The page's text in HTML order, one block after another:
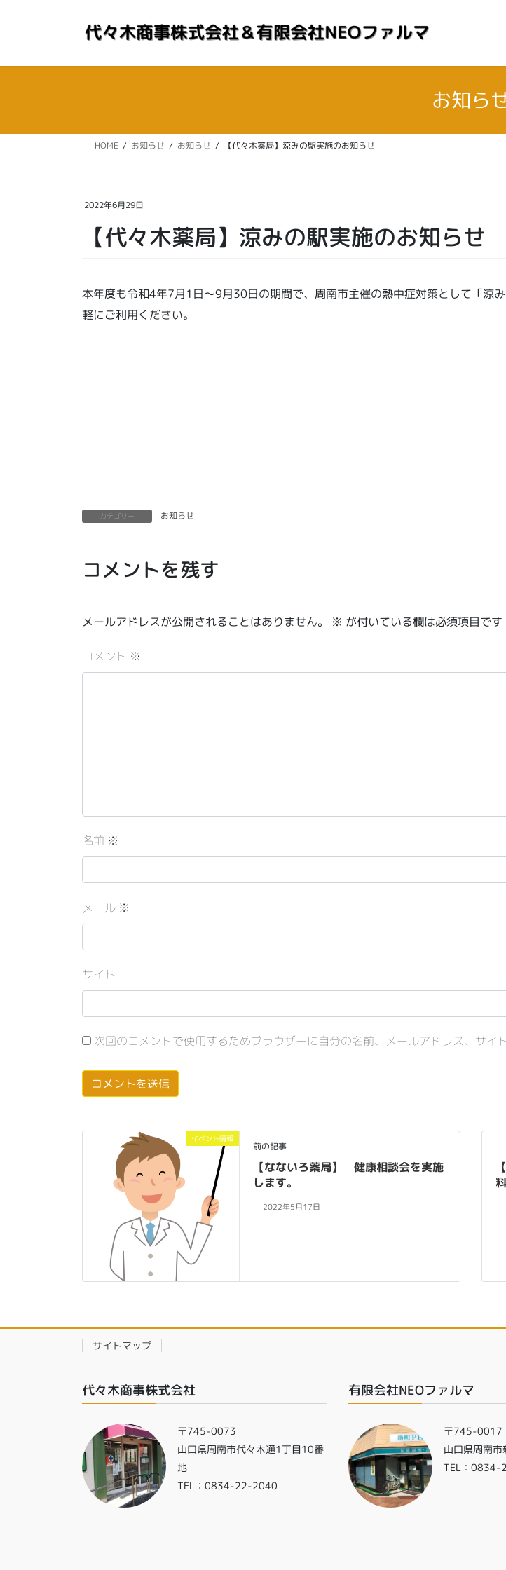
お知ら
HOME お知らせ お知らせ 【代々木薬局】涼みの駅実施のお知らせ
2022年6月29日
【代々木薬局】涼みの駅実施のお知らせ
本年度も令和4年7月1日～9月30日の期間で、周南市主催の熱中症対策として「涼
軽にご利用ください。
カテゴリー お知らせ
コメントを残す
メールアドレスが公開されることはありません。 ※ が付いている欄は必須項目です
コメント ※
名前 ※
メール ※
サイト
次回のコメントで使用するためブラウザーに自分の名前、メールアドレス、サイ
イベント情報
前の記事
【なないろ薬局】 健康相談会を実施
します。
2022年5月17日
サイトマップ
代々木商事株式会社
〒745-0073
山口県周南市代々木通1丁目10番
地
TEL：0834-22-2040
有限会社NEOファルマ
〒745-0017
山口県周南
TEL：